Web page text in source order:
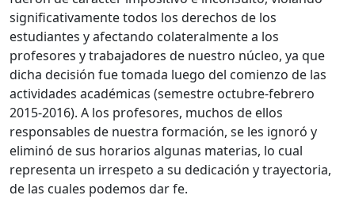
significativamente todos los derechos de los
estudiantes y afectando colateralmente a los
profesores y trabajadores de nuestro núcleo, ya que
dicha decisión fue tomada luego del comienzo de las
actividades académicas (semestre octubre-febrero
2015-2016). A los profesores, muchos de ellos
responsables de nuestra formación, se les ignoró y
eliminó de sus horarios algunas materias, lo cual
representa un irrespeto a su dedicación y trayectoria,
de las cuales podemos dar fe.